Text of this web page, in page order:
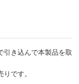
引き込んで本製品を取
です。